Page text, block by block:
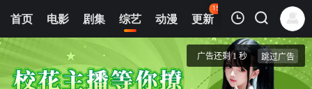
首页 电影 剧集 综艺 动漫 更新
150
热榜 APP
我的观影记录
20240327
百分百歌手